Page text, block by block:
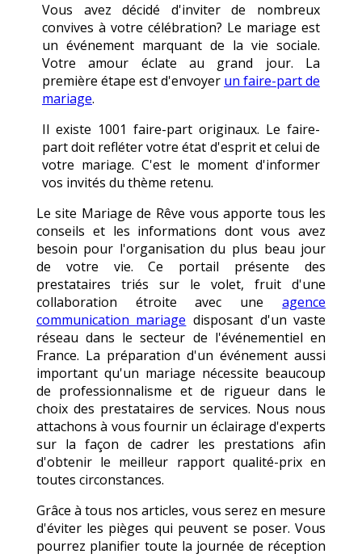
Vous avez décidé d'inviter de nombreux
convives à votre célébration? Le mariage est
un événement marquant de la vie sociale.
Votre amour éclate au grand jour. La
première étape est d'envoyer un faire-part de
mariage.
Il existe 1001 faire-part originaux. Le faire-
part doit refléter votre état d'esprit et celui de
votre mariage. C'est le moment d'informer
vos invités du thème retenu.
Le site Mariage de Rêve vous apporte tous les
conseils et les informations dont vous avez
besoin pour l'organisation du plus beau jour
de votre vie. Ce portail présente des
prestataires triés sur le volet, fruit d'une
collaboration étroite avec uneagence
communication mariage disposant d'un vaste
réseau dans le secteur de l'événementiel en
France. La préparation d'un événement aussi
important qu'un mariage nécessite beaucoup
de professionnalisme et de rigueur dans le
choix des prestataires de services. Nous nous
attachons à vous fournir un éclairage d'experts
sur la façon de cadrer les prestations afin
d'obtenir le meilleur rapport qualité-prix en
toutes circonstances.
Grâce à tous nos articles, vous serez en mesure
d'éviter les pièges qui peuvent se poser. Vous
pourrez planifier toute la journée de réception